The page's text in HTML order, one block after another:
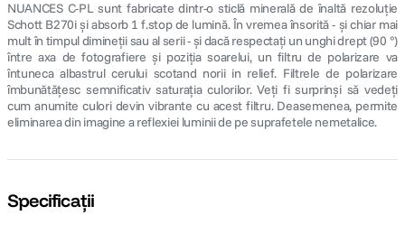
NUANCES C-PL sunt fabricate dintr-o sticlă minerală de înaltă rezoluție
Schott B270i și absorb 1 f.stop de lumină. În vremea însorită - și chiar mai
mult în timpul dimineții sau al serii - și dacă respectați un unghi drept (90 °)
între axa de fotografiere și poziția soarelui, un filtru de polarizare va
întuneca albastrul cerului scotand norii in relief. Filtrele de polarizare
îmbunătățesc semnificativ saturația culorilor. Veți fi surprinși să vedeți
cum anumite culori devin vibrante cu acest filtru. Deasemenea, permite
eliminarea din imagine a reflexiei luminii de pe suprafetele nemetalice.
Specificații